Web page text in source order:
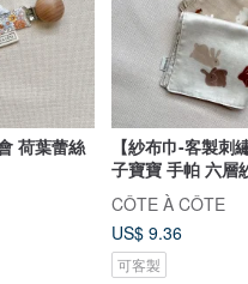
荷葉蕾絲
【紗布巾-客製刺
子寶寶 手帕 六層
CÔTE À CÔTE
US$ 9.36
可客製